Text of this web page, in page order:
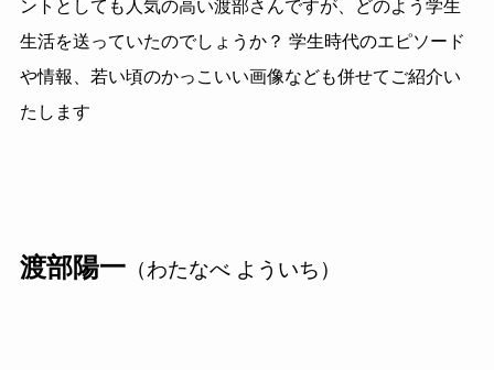
ントとしても人気の高い渡部さんですが、どのよう学生
生活を送っていたのでしょうか？ 学生時代のエピソード
や情報、若い頃のかっこいい画像なども併せてご紹介い
たします
渡部陽一（わたなべ よういち）